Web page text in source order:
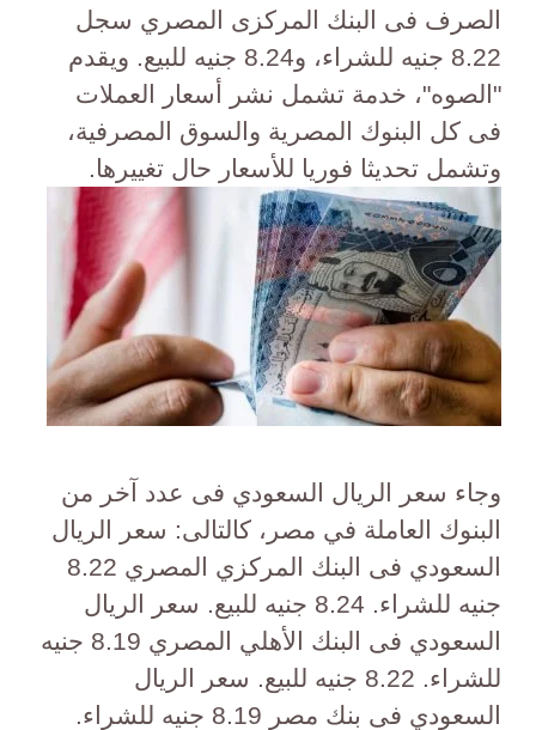
الصرف فى البنك المركزى المصري سجل
8.22 جنيه للشراء، و8.24 جنيه للبيع. ويقدم
"الصوه"، خدمة تشمل نشر أسعار العملات
فى كل البنوك المصرية والسوق المصرفية،
وتشمل تحديثا فوريا للأسعار حال تغييرها.
وجاء سعر الريال السعودي فى عدد آخر من
البنوك العاملة في مصر، كالتالى: سعر الريال
السعودي فى البنك المركزي المصري 8.22
جنيه للشراء. 8.24 جنيه للبيع. سعر الريال
السعودي فى البنك الأهلي المصري 8.19 جنيه
للشراء. 8.22 جنيه للبيع. سعر الريال
السعودي فى بنك مصر 8.19 جنيه للشراء.